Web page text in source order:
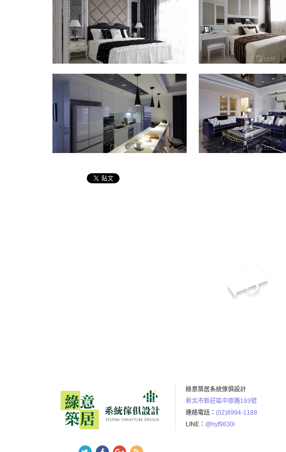
綠意築居系統傢俱設計
新北市新莊區中原路193號
連絡電話：(02)8994-1188
LINE： @hyf9830i